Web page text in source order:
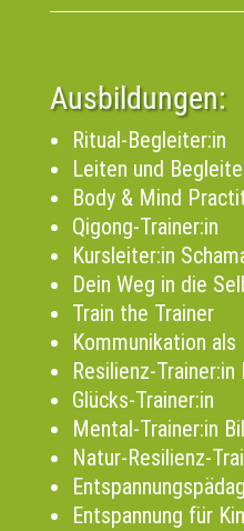
Ausbildungen:
Ritual-Begleiter:in
Leiten und
Body & Mind
Qigong-Trainer:in
Kursleiter:in
Dein Weg in die
Train the Trainer
Kommunikation
Resilienz-Trainer:in
Glücks-Trainer:in
Mental-Trainer:in
Natur-Resilienz-
Entspannung für